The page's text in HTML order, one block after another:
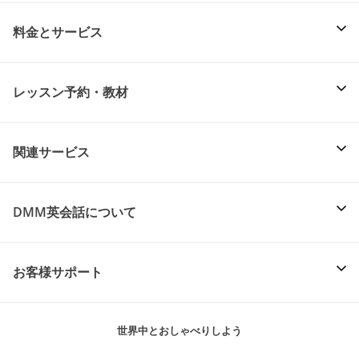
料金とサービス
レッスン予約・教材
関連サービス
DMM英会話について
お客様サポート
世界中とおしゃべりしよう